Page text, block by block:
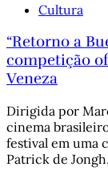
Cultura
“Retorno a
competição
Veneza
Dirigida por
cinema
festival em uma
Patrick de